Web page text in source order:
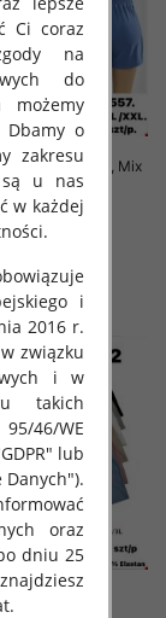
Roz M-2XL, Mix
Paczka 12 szt
zł
Ci coraz
na
do
możemy
Dbamy o
zakresu
są u nas
w każdej
i
2016 r.
związku
i w
takich
46/WE
lub
oraz
dniu 25